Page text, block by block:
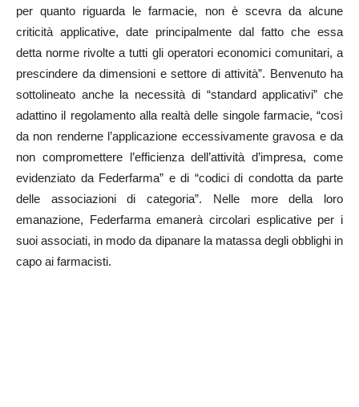
per quanto riguarda le farmacie, non è scevra da alcune
criticità applicative, date principalmente dal fatto che essa
detta norme rivolte a tutti gli operatori economici comunitari, a
prescindere da dimensioni e settore di attività”. Benvenuto ha
sottolineato anche la necessità di “standard applicativi” che
adattino il regolamento alla realtà delle singole farmacie, “così
da non renderne l’applicazione eccessivamente gravosa e da
non compromettere l’efficienza dell’attività d’impresa, come
evidenziato da Federfarma” e di “codici di condotta da parte
delle associazioni di categoria”. Nelle more della loro
emanazione, Federfarma emanerà circolari esplicative per i
suoi associati, in modo da dipanare la matassa degli obblighi in
capo ai farmacisti.